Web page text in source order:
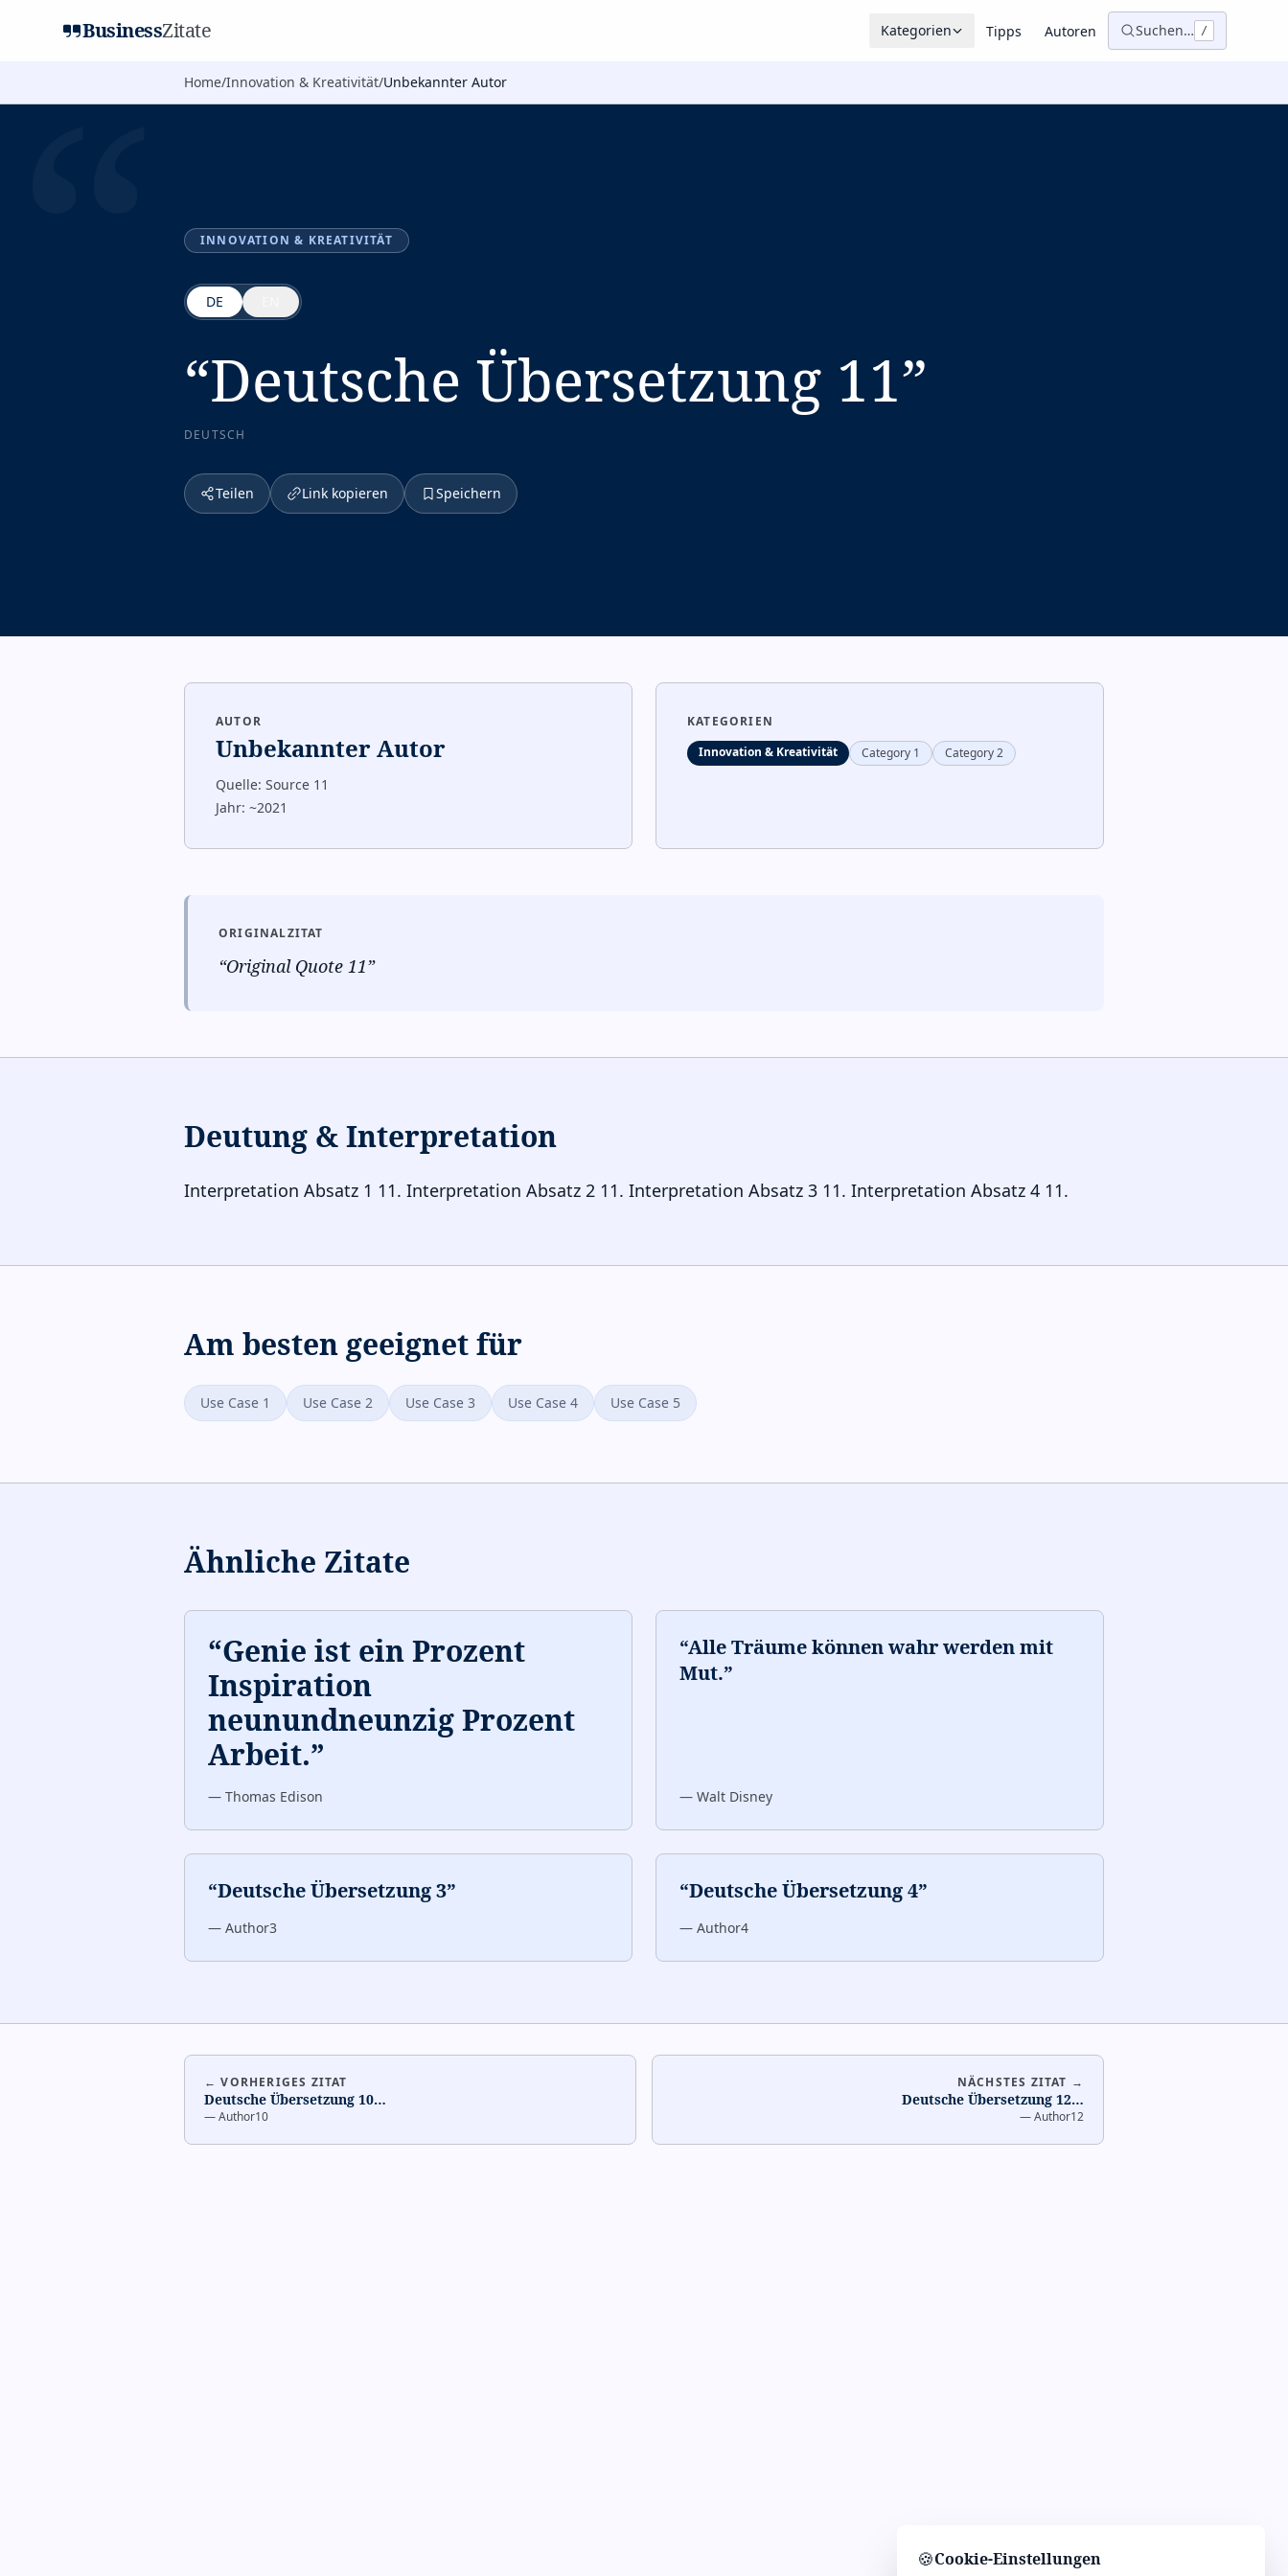
BusinessZitate Kategorien Tipps Autoren Suchen… /
Home/Innovation & Kreativität/Unbekannter Autor
“ INNOVATION & KREATIVITÄT
DE
“Deutsche Übersetzung 11”
DEUTSCH
Teilen Link kopieren Speichern
AUTOR
Unbekannter Autor
Quelle: Source 11
Jahr: ~2021
KATEGORIEN
Innovation & Kreativität
Category 1 Category 2
ORIGINALZITAT
“Original Quote 11”
Deutung & Interpretation
Interpretation Absatz 1 11. Interpretation Absatz 2 11. Interpretation Absatz 3 11. Interpretation Absatz 4 11.
Am besten geeignet für
Use Case 1 Use Case 2 Use Case 3 Use Case 4 Use Case 5
Ähnliche Zitate
“Genie ist ein Prozent
Inspiration
neunundneunzig Prozent
Arbeit.”
— Thomas Edison
“Alle Träume können wahr werden mit
Mut.”
— Walt Disney
“Deutsche Übersetzung 3”
— Author3
“Deutsche Übersetzung 4”
— Author4
← VORHERIGES ZITAT
Deutsche Übersetzung 10…
—Author10
NÄCHSTES ZITAT →
Deutsche Übersetzung 12…
—Author12
🍪Cookie-Einstellungen